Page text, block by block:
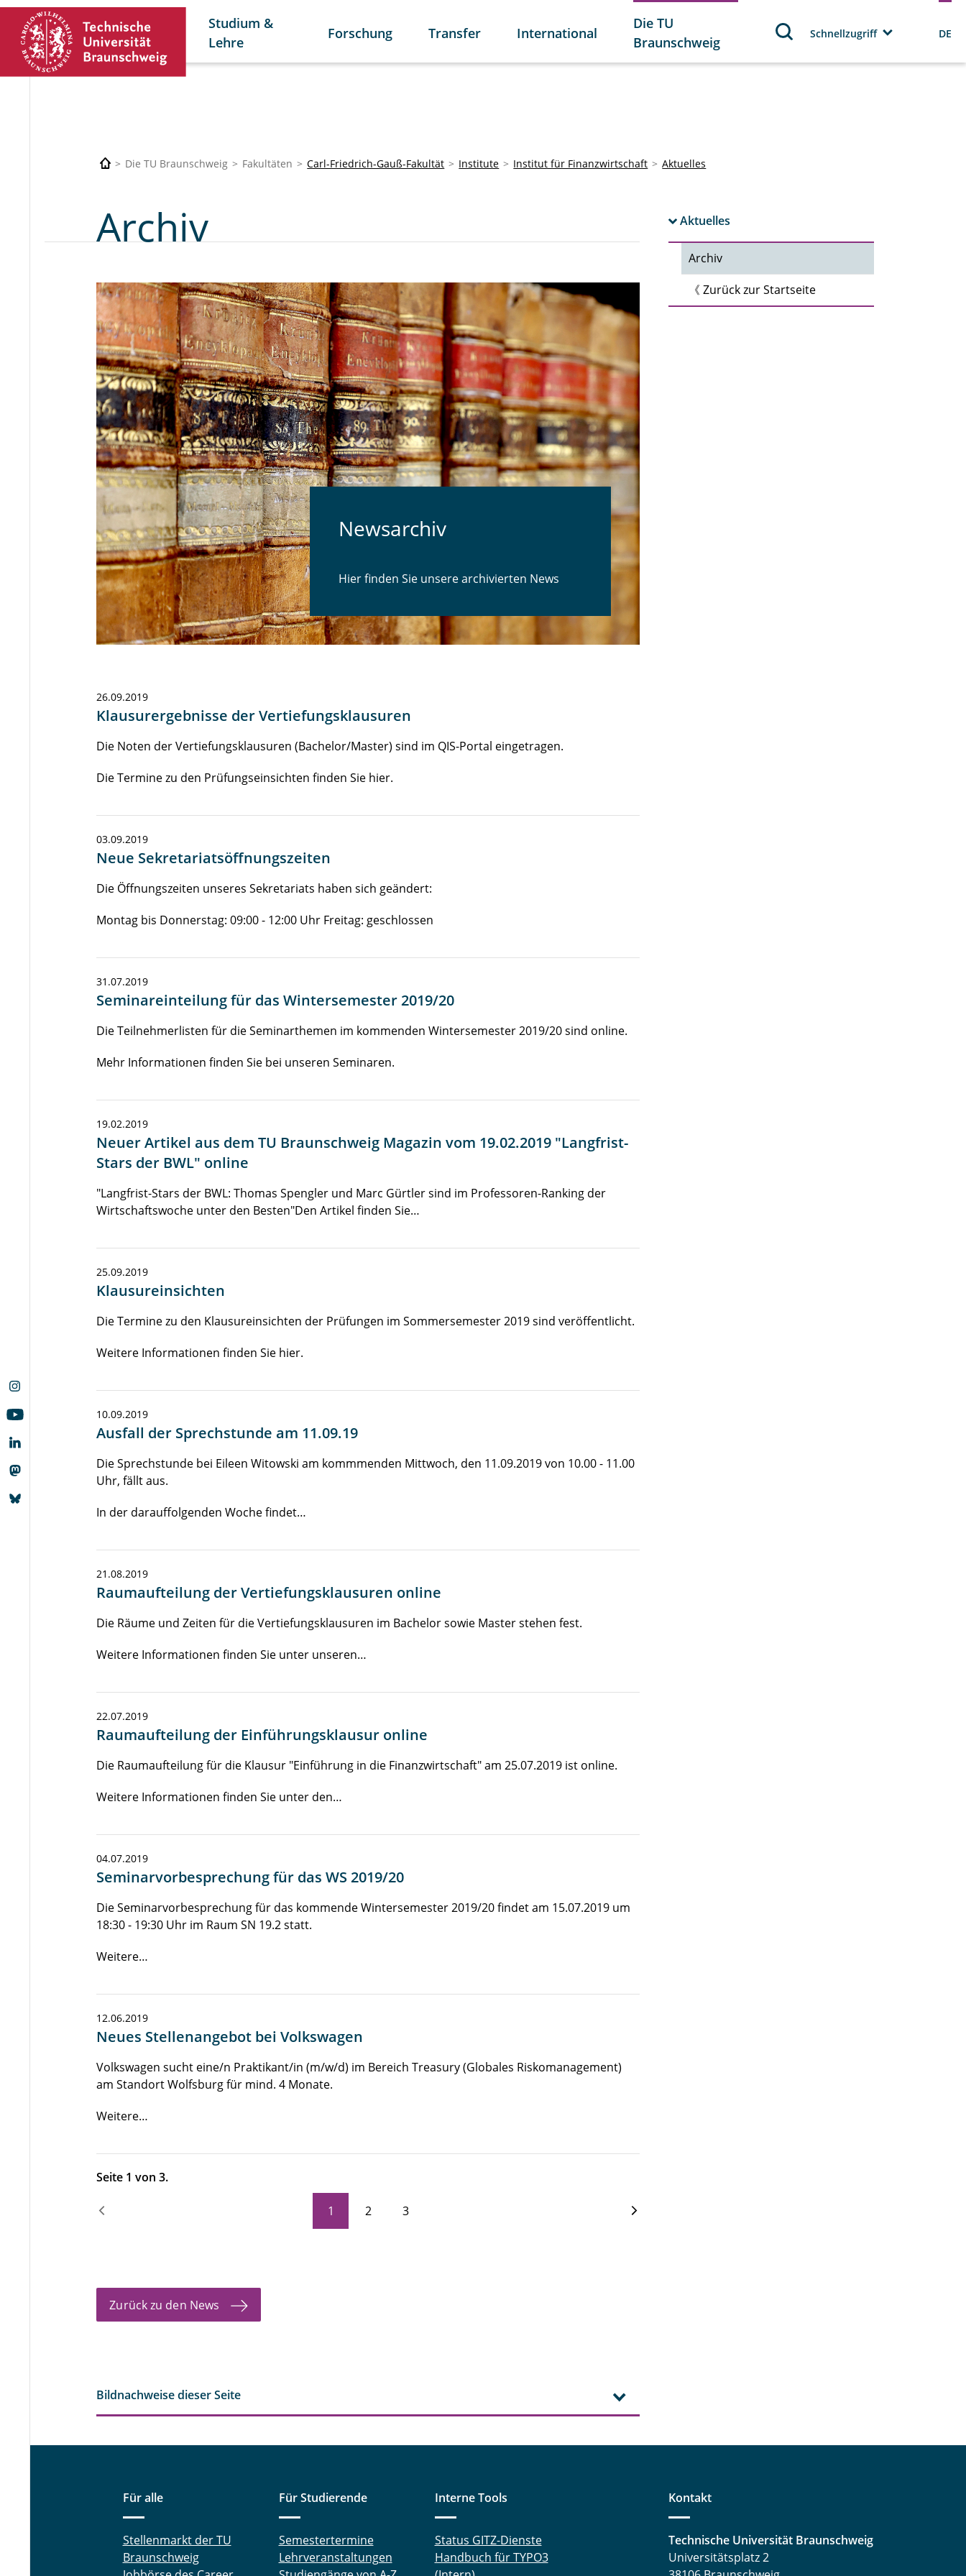
Studium &
Lehre
Forschung Transfer International
Die TU
Braunschweig
Schnellzugriff DE
Die TU Braunschweig Fakultäten Carl-Friedrich-Gauß-Fakultät Institute Institut für Finanzwirtschaft Aktuelles
Aktuelles
Archiv
《 Zurück zur Startseite
Archiv
Newsarchiv
Hier finden Sie unsere archivierten News
26.09.2019
Klausurergebnisse der Vertiefungsklausuren
Die Noten der Vertiefungsklausuren (Bachelor/Master) sind im QIS-Portal eingetragen.
Die Termine zu den Prüfungseinsichten finden Sie hier.
03.09.2019
Neue Sekretariatsöffnungszeiten
Die Öffnungszeiten unseres Sekretariats haben sich geändert:
Montag bis Donnerstag: 09:00 - 12:00 Uhr Freitag: geschlossen
31.07.2019
Seminareinteilung für das Wintersemester 2019/20
Die Teilnehmerlisten für die Seminarthemen im kommenden Wintersemester 2019/20 sind online.
Mehr Informationen finden Sie bei unseren Seminaren.
19.02.2019
Neuer Artikel aus dem TU Braunschweig Magazin vom 19.02.2019 "Langfrist-
Stars der BWL" online
"Langfrist-Stars der BWL: Thomas Spengler und Marc Gürtler sind im Professoren-Ranking der
Wirtschaftswoche unter den Besten"Den Artikel finden Sie…
25.09.2019
Klausureinsichten
Die Termine zu den Klausureinsichten der Prüfungen im Sommersemester 2019 sind veröffentlicht.
Weitere Informationen finden Sie hier.
10.09.2019
Ausfall der Sprechstunde am 11.09.19
Die Sprechstunde bei Eileen Witowski am kommmenden Mittwoch, den 11.09.2019 von 10.00 - 11.00
Uhr, fällt aus.
In der darauffolgenden Woche findet…
21.08.2019
Raumaufteilung der Vertiefungsklausuren online
Die Räume und Zeiten für die Vertiefungsklausuren im Bachelor sowie Master stehen fest.
Weitere Informationen finden Sie unter unseren…
22.07.2019
Raumaufteilung der Einführungsklausur online
Die Raumaufteilung für die Klausur "Einführung in die Finanzwirtschaft" am 25.07.2019 ist online.
Weitere Informationen finden Sie unter den…
04.07.2019
Seminarvorbesprechung für das WS 2019/20
Die Seminarvorbesprechung für das kommende Wintersemester 2019/20 findet am 15.07.2019 um
18:30 - 19:30 Uhr im Raum SN 19.2 statt.
Weitere…
12.06.2019
Neues Stellenangebot bei Volkswagen
Volkswagen sucht eine/n Praktikant/in (m/w/d) im Bereich Treasury (Globales Riskomanagement)
am Standort Wolfsburg für mind. 4 Monate.
Weitere…
Seite 1 von 3.
1 2 3
Zurück zu den News
Bildnachweise dieser Seite
Für alle
Stellenmarkt der TU
Braunschweig
Für Studierende
Semestertermine
Lehrveranstaltungen
Interne Tools
Status GITZ-Dienste
Handbuch für TYPO3
Kontakt
Technische Universität Braunschweig
Universitätsplatz 2